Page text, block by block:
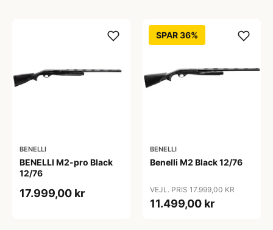
BENELLI
BENELLI M2-pro Black
12/76
17.999,00 kr
SPAR 36%
BENELLI
Benelli M2 Black 12/76
VEJL. PRIS 17.999,00 KR
11.499,00 kr